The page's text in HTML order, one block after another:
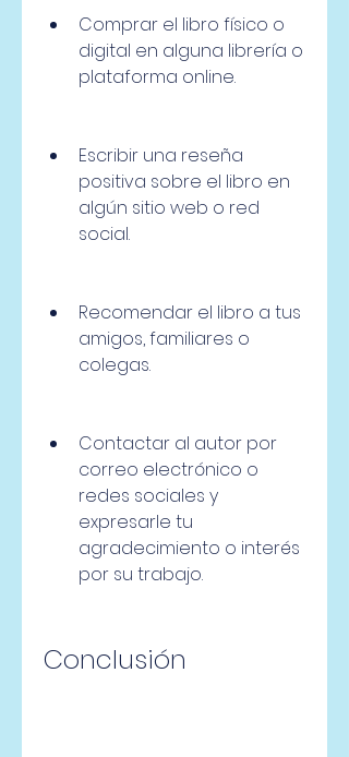
Comprar el libro físico o
digital en alguna librería o
plataforma online.
Escribir una reseña
positiva sobre el libro en
algún sitio web o red
social.
Recomendar el libro a tus
amigos, familiares o
colegas.
Contactar al autor por
correo electrónico o
redes sociales y
expresarle tu
agradecimiento o interés
por su trabajo.
Conclusión